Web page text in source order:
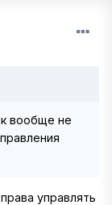
вообще не
управлять